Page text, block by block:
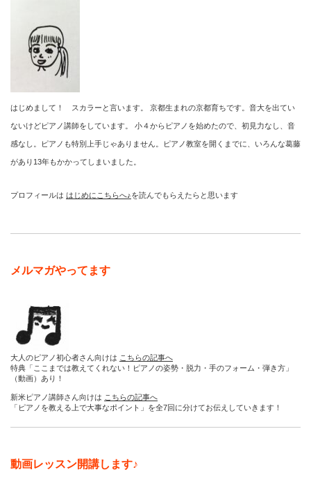
はじめまして！ スカラーと言います。 京都生まれの京都育ちです。音大を出てい
ないけどピアノ講師をしています。 小４からピアノを始めたので、初見力なし、音
感なし。ピアノも特別上手じゃありません。ピアノ教室を開くまでに、いろんな葛藤
があり13年もかかってしまいました。
プロフィールは はじめにこちらへ♪を読んでもらえたらと思います
メルマガやってます
大人のピアノ初心者さん向けは こちらの記事へ
特典「ここまでは教えてくれない！ピアノの姿勢・脱力・手のフォーム・弾き方」
（動画）あり！
新米ピアノ講師さん向けは こちらの記事へ
「ピアノを教える上で大事なポイント」を全7回に分けてお伝えしていきます！
動画レッスン開講します♪